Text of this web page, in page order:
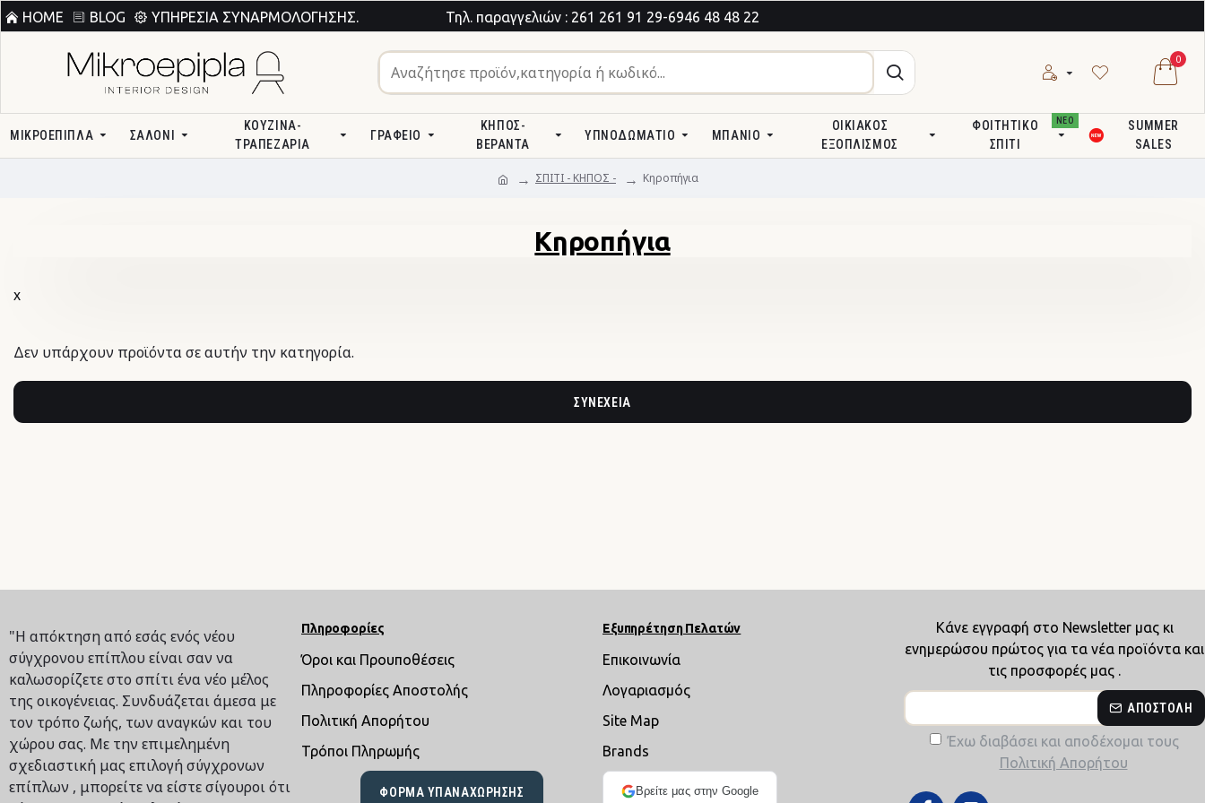
HOME BLOG ΥΠΗΡΕΣΊΑ ΣΥΝΑΡΜΟΛΌΓΗΣΗΣ. Τηλ. παραγγελιών : 261 261 91 29-6946 48 48 22
0
ΜΙΚΡΟΕΠΙΠΛΑ ΣΑΛΌΝΙ
ΚΟΥΖΊΝΑ-
ΤΡΑΠΕΖΑΡΊΑ
ΓΡΑΦΕΊΟ
ΚΉΠΟΣ-
ΒΕΡΆΝΤΑ
ΥΠΝΟΔΩΜΆΤΙΟ ΜΠΆΝΙΟ
ΟΙΚΙΑΚΌΣ
ΕΞΟΠΛΙΣΜΌΣ
ΦΟΙΤΗΤΙΚΌ
ΣΠΊΤΙ
ΝΕΟ
SUMMER
SALES
ΣΠΙΤΙ - ΚΗΠΟΣ - Κηροπήγια
Κηροπήγια
χ
Δεν υπάρχουν προϊόντα σε αυτήν την κατηγορία.
ΣΥΝΈΧΕΙΑ
"Η απόκτηση από εσάς ενός νέου
σύγχρονου επίπλου είναι σαν να
καλωσορίζετε στο σπίτι ένα νέο μέλος
της οικογένειας. Συνδυάζεται άμεσα με
τον τρόπο ζωής, των αναγκών και του
χώρου σας. Με την επιμελημένη
σχεδιαστική μας επιλογή σύγχρονων
επίπλων , μπορείτε να είστε σίγουροι ότι
Πληροφορίες
Όροι και Προυποθέσεις
Πληροφορίες Αποστολής
Πολιτική Απορήτου
Τρόποι Πληρωμής
ΦΌΡΜΑ ΥΠΑΝΑΧΏΡΗΣΗΣ
Εξυπηρέτηση Πελατών
Επικοινωνία
Λογαριασμός
Site Map
Brands
Βρείτε μας στην Google
Κάνε εγγραφή στο Newsletter μας κι
ενημερώσου πρώτος για τα νέα προϊόντα και
τις προσφορές μας .
ΑΠΟΣΤΟΛΉ
Έχω διαβάσει και αποδέχομαι τους
Πολιτική Απορήτου